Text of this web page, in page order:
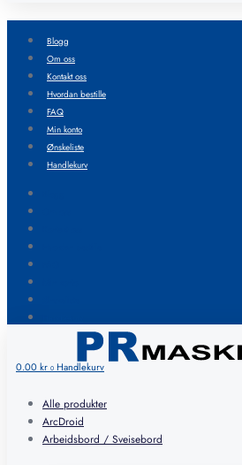
Blogg
Om oss
Kontakt oss
Hvordan bestille
FAQ
Min konto
Ønskeliste
Handlekurv
0.00kr 0 Handlekurv
Alle produkter
ArcDroid
Arbeidsbord / Sveisebord